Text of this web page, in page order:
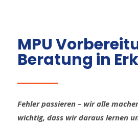
MPU
Beratung in
Fehler passieren – wir alle
wichtig, dass wir daraus lernen